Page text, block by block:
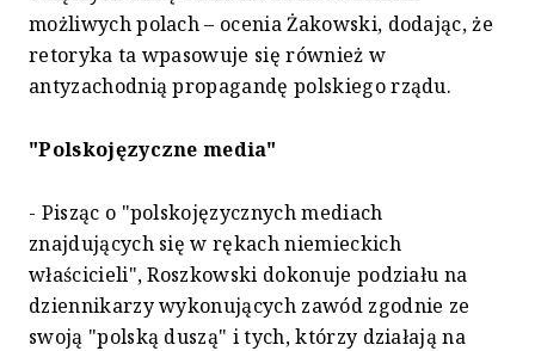
możliwych polach – ocenia Żakowski, dodając, że
retoryka ta wpasowuje się również w
antyzachodnią propagandę polskiego rządu.
"Polskojęzyczne media"
- Pisząc o "polskojęzycznych mediach
znajdujących się w rękach niemieckich
właścicieli", Roszkowski dokonuje podziału na
dziennikarzy wykonujących zawód zgodnie ze
swoją "polską duszą" i tych, którzy działają na